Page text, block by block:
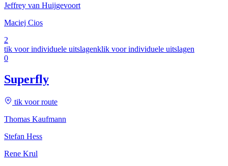
Jeffrey van Huijgevoort
Maciej Cios
2
tik voor individuele uitslagenklik voor individuele uitslagen
0
Superfly
tik voor route
Thomas Kaufmann
Stefan Hess
Rene Krul